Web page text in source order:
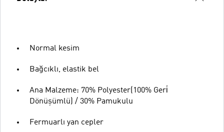
Normal kesim
Bağcıklı, elastik bel
Ana Malzeme: 70% Polyester(100% Geri̇
Dönüşümlü) / 30% Pamukulu
Fermuarlı yan cepler